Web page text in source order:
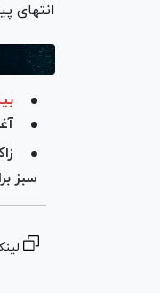
انتهای
سبز برای